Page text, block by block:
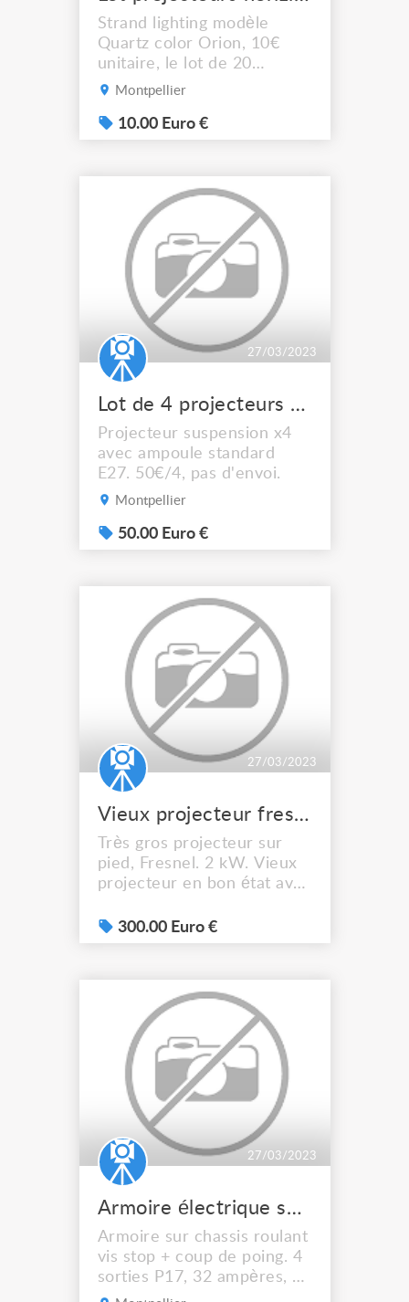
Strand lighting modèle
Quartz color Orion, 10€
unitaire, le lot de 20
projecteurs 120€
Montpellier
10.00 Euro €
27/03/2023
Lot de 4 projecteurs suspension
Projecteur suspension x4
avec ampoule standard
E27. 50€/4, pas d'envoi.
Montpellier
50.00 Euro €
27/03/2023
Vieux projecteur fresnel 2000w
Très gros projecteur sur
pied, Fresnel. 2 kW. Vieux
projecteur en bon état avec
400 € pas d'envoi.
300.00 Euro €
27/03/2023
Armoire électrique sur chassis roulant
Armoire sur chassis roulant
vis stop + coup de poing. 4
sorties P17, 32 ampères, 5
pôles, 3 prises de courant.